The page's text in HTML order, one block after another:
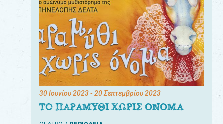
30 Ιουνίου 2023- 20 Σεπτεμβρίου 2023
ΤΟ ΠΑΡΑΜΥΘΙ ΧΩΡΙΣ ΟΝΟΜΑ